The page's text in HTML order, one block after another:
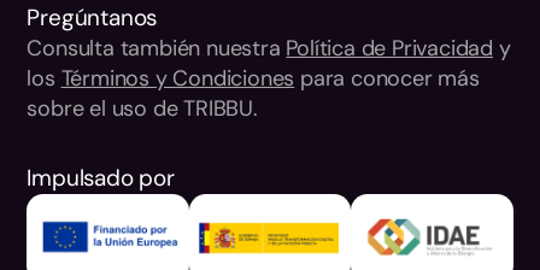
Pregúntanos
Consulta también nuestra Política de Privacidad y
los Términos y Condiciones para conocer más
sobre el uso de TRIBBU.
Impulsado por